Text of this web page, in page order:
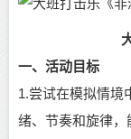
一、活动目标
1.尝试在模拟情境
绪、节奏和旋律